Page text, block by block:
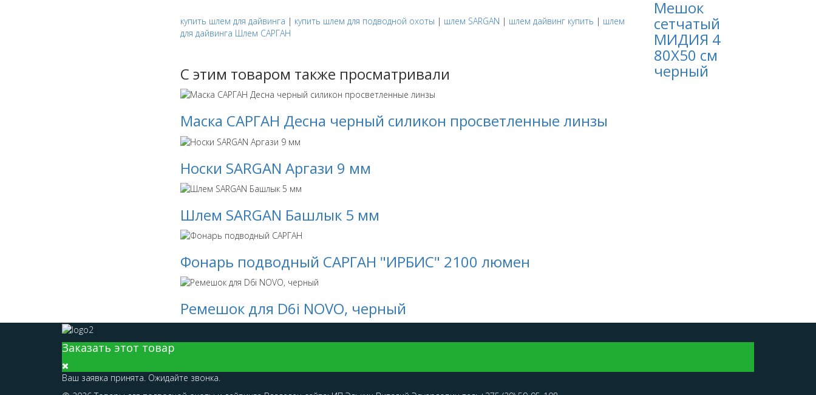
купить шлем для дайвинга | купить шлем для подводной охоты | шлем SARGAN | шлем дайвинг купить | шлем
для дайвинга Шлем САРГАН
С этим товаром также просматривали
Маска САРГАН Десна черный силикон просветленные линзы
Носки SARGAN Аргази 9 мм
Шлем SARGAN Башлык 5 мм
Фонарь подводный САРГАН "ИРБИС" 2100 люмен
Ремешок для D6i NOVO, черный
Мешок
сетчатый
МИДИЯ 4
80Х50 см
черный
Заказать этот товар
Ваш заявка принята. Ожидайте звонка.